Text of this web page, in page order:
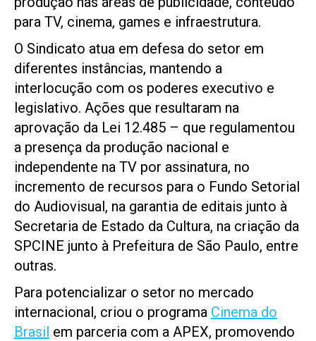
para TV, cinema, games e infraestrutura.
O Sindicato atua em defesa do setor em
diferentes instâncias, mantendo a
interlocução com os poderes executivo e
legislativo. Ações que resultaram na
aprovação da Lei 12.485 – que regulamentou
a presença da produção nacional e
independente na TV por assinatura, no
incremento de recursos para o Fundo Setorial
do Audiovisual, na garantia de editais junto à
Secretaria de Estado da Cultura, na criação da
SPCINE junto à Prefeitura de São Paulo, entre
outras.
Para potencializar o setor no mercado
internacional, criou o programa Cinema do
Brasil em parceria com a APEX, promovendo